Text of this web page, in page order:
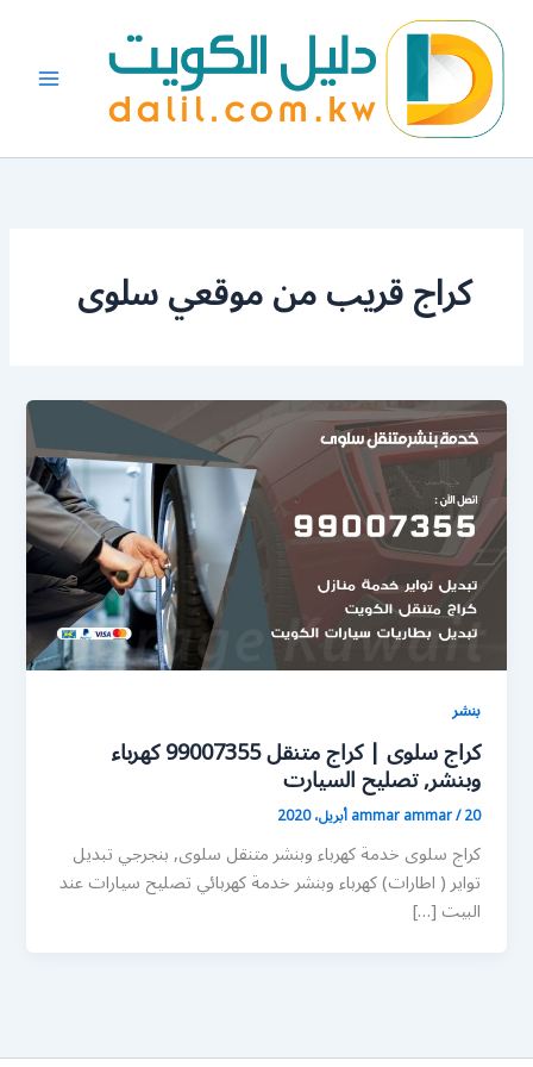
المحتوى
كراج قريب من موقعي سلوى
بنشر
كراج سلوى | كراج متنقل 99007355 كهرباء
وبنشر, تصليح السيارت
ammar ammar/20 أبريل، 2020
كراج سلوى خدمة كهرباء وبنشر متنقل سلوى, بنجرجي تبديل
تواير ( اطارات) كهرباء وبنشر خدمة كهربائي تصليح سيارات عند
البيت […]